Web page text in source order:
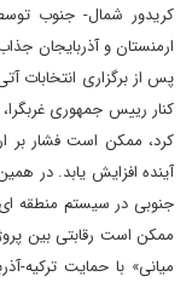
کریدور شمال- جنوب
ارمنستان و آذربایجان
پس از برگزاری انتخابات
کنار رییس جمهوری
کرد، ممکن است فشار بر
آینده افزایش یابد. در
جنوبی در سیستم منطقه
ممکن است رقابتی بین
میانی» با حمایت